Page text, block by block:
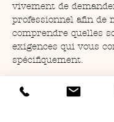
vivement de
professionnel afin de
comprendre quelles
exigences qui vous
spécifiquement.
Cliquez ici
pour
informations plus